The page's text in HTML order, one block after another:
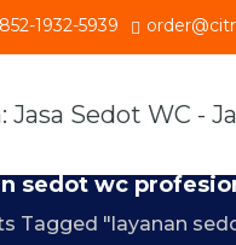
1932-5939
sedot wc
Tagged "layanan